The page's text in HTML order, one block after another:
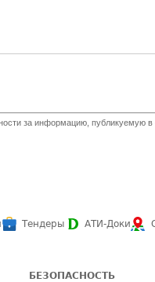
за информацию,
Тендеры АТИ-Доки
БЕЗОПАСНОСТЬ